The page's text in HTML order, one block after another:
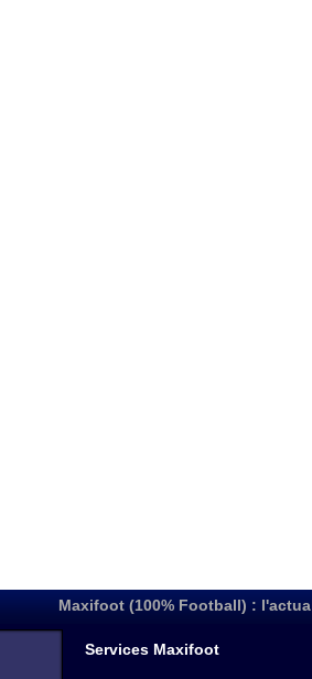
Maxifoot (100% Football) :
Services Maxifoot